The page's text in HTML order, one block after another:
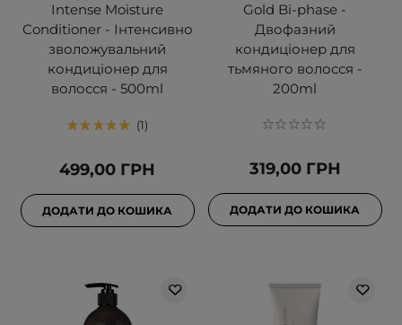
Intense Moisture
Conditioner - Інтенсивно
зволожувальний
кондиціонер для
волосся - 500ml
1
499,00 ГРН
ДОДАТИ ДО КОШИКА
Gold Bi-phase -
Двофазний
кондиціонер для
тьмяного волосся -
200ml
319,00 ГРН
ДОДАТИ ДО КОШИКА